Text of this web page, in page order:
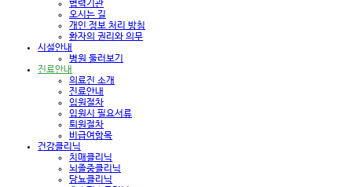
협력기관
오시는 길
개인 정보 처리 방침
환자의 권리와 의무
시설안내
병원 둘러보기
진료안내
의료진 소개
진료안내
입원절차
입원시 필요서류
퇴원절차
비급여항목
건강클리닉
치매클리닉
뇌졸중클리닉
당뇨클리닉